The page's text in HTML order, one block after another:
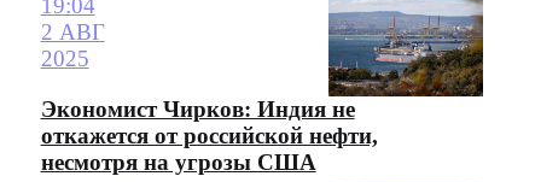
19:04
2 АВГ
2025
Экономист Чирков: Индия не
откажется от российской нефти,
несмотря на угрозы США